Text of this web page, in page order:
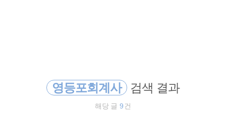
영등포회계사 검색 결과
해당 글 9 건
종합소득세